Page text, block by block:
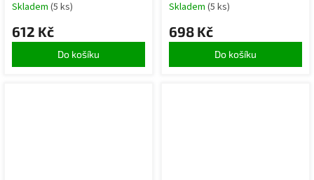
Skladem (5 ks)
612 Kč
Do košíku
Skladem (5 ks)
698 Kč
Do košíku